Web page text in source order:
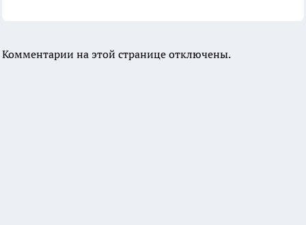
Комментарии на этой странице отключены.